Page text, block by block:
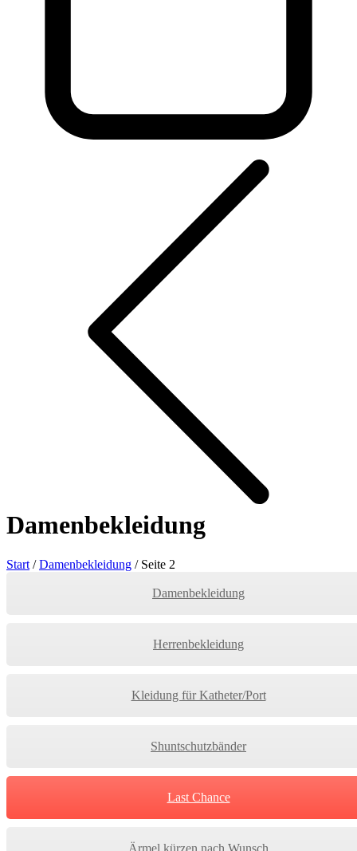
Damenbekleidung
Start /Damenbekleidung / Seite 2
Damenbekleidung
Herrenbekleidung
Kleidung für Katheter/Port
Shuntschutzbänder
Last Chance
Ärmel kürzen nach Wunsch